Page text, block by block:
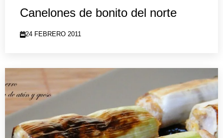
Canelones de bonito del norte
24 FEBRERO 2011